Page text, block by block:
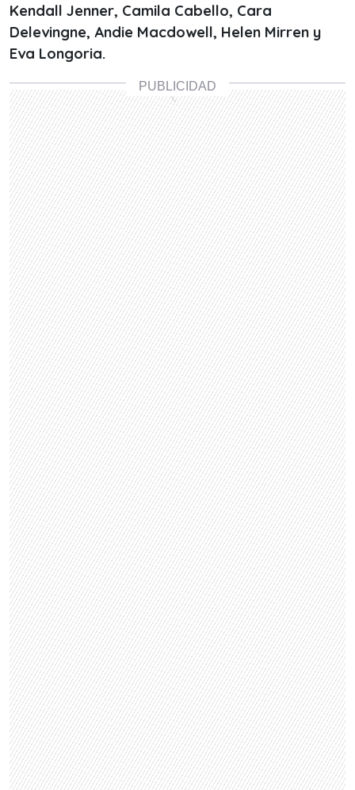
Kendall Jenner, Camila Cabello, Cara
Delevingne, Andie Macdowell, Helen Mirren y
Eva Longoria.